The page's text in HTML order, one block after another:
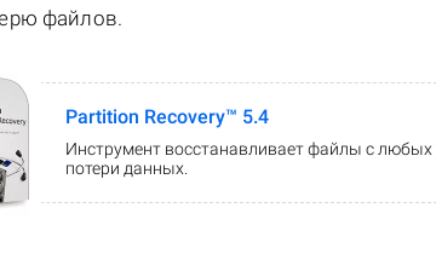
файлов.
Partition Recovery™ 5.4
Инструмент восстанавливает файлы с любых
потери данных.